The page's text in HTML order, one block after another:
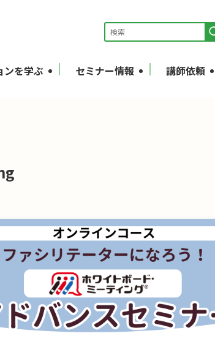
ンを学ぶ セミナー情報 講師依頼